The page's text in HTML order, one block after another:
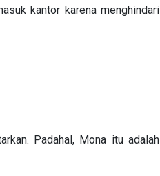
kantor karena menghindari
Padahal, Mona itu adalah